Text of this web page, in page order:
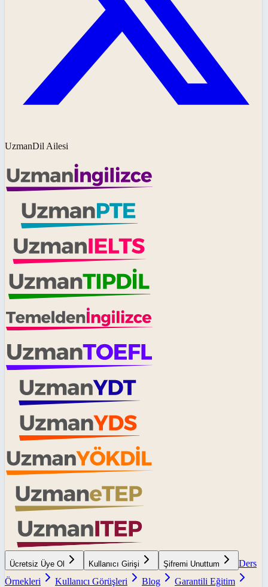
UzmanDil Ailesi
Ücretsiz Üye Ol Kullanıcı Girişi Şifremi Unuttum
Ders
Örnekleri
Kullanıcı Görüşleri Blog
Garantili Eğitim